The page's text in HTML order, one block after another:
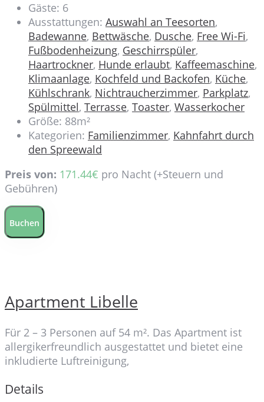
Gäste: 6
Ausstattungen: Auswahl an Teesorten,
Badewanne, Bettwäsche, Dusche, Free Wi-Fi,
Fußbodenheizung, Geschirrspüler,
Haartrockner, Hunde erlaubt, Kaffeemaschine,
Klimaanlage, Kochfeld und Backofen, Küche,
Kühlschrank, Nichtraucherzimmer, Parkplatz,
Spülmittel, Terrasse, Toaster, Wasserkocher
Größe: 88m²
Kategorien: Familienzimmer, Kahnfahrt durch
den Spreewald
Preis von: 171.44€ pro Nacht (+Steuern und
Gebühren)
Buchen
Apartment Libelle
Für 2 – 3 Personen auf 54 m². Das Apartment ist
allergikerfreundlich ausgestattet und bietet eine
inkludierte Luftreinigung,
Details